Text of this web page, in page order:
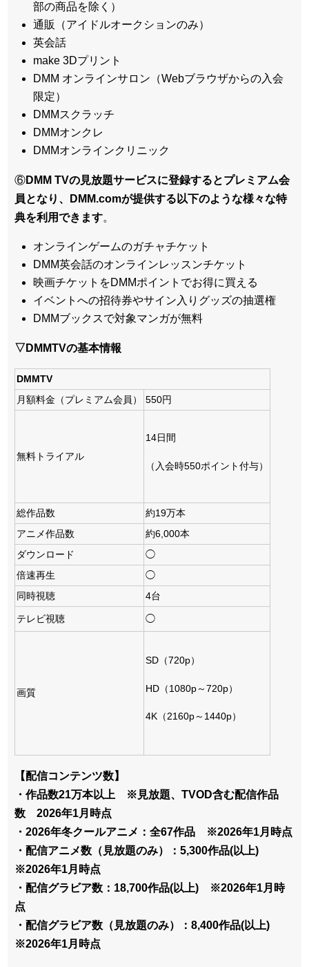
部の商品を除く）
通販（アイドルオークションのみ）
英会話
make 3Dプリント
DMM オンラインサロン（Webブラウザからの入会
限定）
DMMスクラッチ
DMMオンクレ
DMMオンラインクリニック
⑥DMM TVの見放題サービスに登録するとプレミアム会
員となり、DMM.comが提供する以下のような様々な特
典を利用できます。
オンラインゲームのガチャチケット
DMM英会話のオンラインレッスンチケット
映画チケットをDMMポイントでお得に買える
イベントへの招待券やサイン入りグッズの抽選権
DMMブックスで対象マンガが無料
▽DMMTVの基本情報
DMMTV
月額料金（プレミアム会員）
550円
無料トライアル
14日間
（入会時550ポイント付与）
総作品数
約19万本
アニメ作品数
約6,000本
ダウンロード
◯
倍速再生
◯
同時視聴
4台
テレビ視聴 ◯
画質
SD（720p）
HD（1080p～720p）
4K（2160p～1440p）
【配信コンテンツ数】
・作品数21万本以上 ※見放題、TVOD含む配信作品
数 2026年1月時点
・2026年冬クールアニメ：全67作品 ※2026年1月時点
・配信アニメ数（見放題のみ）：5,300作品(以上)
※2026年1月時点
・配信グラビア数：18,700作品(以上) ※2026年1月時
点
・配信グラビア数（見放題のみ）：8,400作品(以上)
※2026年1月時点